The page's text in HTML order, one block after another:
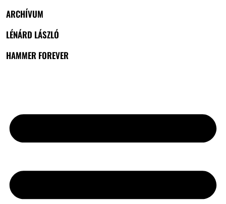
ARCHÍVUM
LÉNÁRD LÁSZLÓ
HAMMER FOREVER